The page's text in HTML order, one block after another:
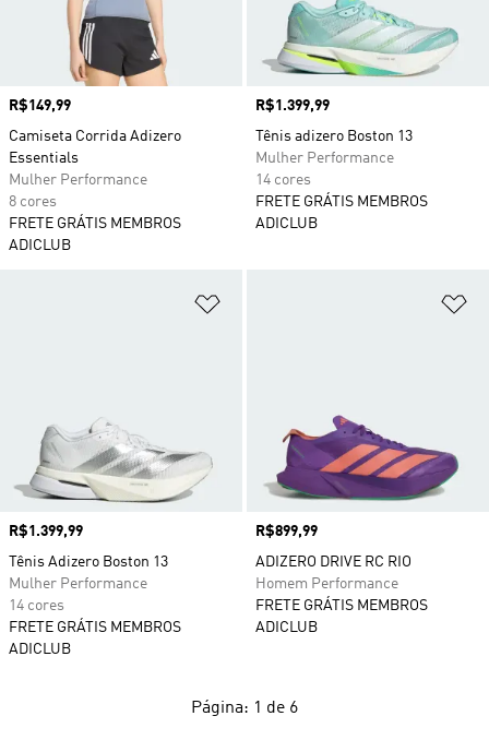
Preço
R$149,99
Camiseta Corrida Adizero
Essentials
Mulher Performance
8 cores
FRETE GRÁTIS MEMBROS
ADICLUB
Preço
R$1.399,99
Tênis adizero Boston 13
Mulher Performance
14 cores
FRETE GRÁTIS MEMBROS
ADICLUB
Preço
R$1.399,99
Tênis Adizero Boston 13
Mulher Performance
14 cores
FRETE GRÁTIS MEMBROS
ADICLUB
Preço
R$899,99
ADIZERO DRIVE RC RIO
Homem Performance
FRETE GRÁTIS MEMBROS
ADICLUB
Página: 1 de 6